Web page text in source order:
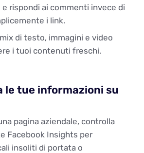
rispondi ai commenti invece di
i link.
di testo, immagini e video
i tuoi contenuti freschi.
le tue informazioni su
pagina aziendale, controlla
Facebook Insights per
insoliti di portata o